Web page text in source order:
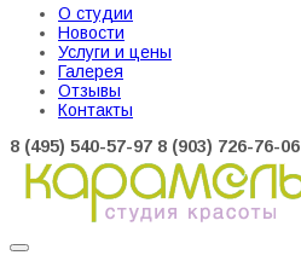
О студии
Новости
Услуги и цены
Галерея
Отзывы
Контакты
8 (495) 540-57-97 8 (903) 726-76-06